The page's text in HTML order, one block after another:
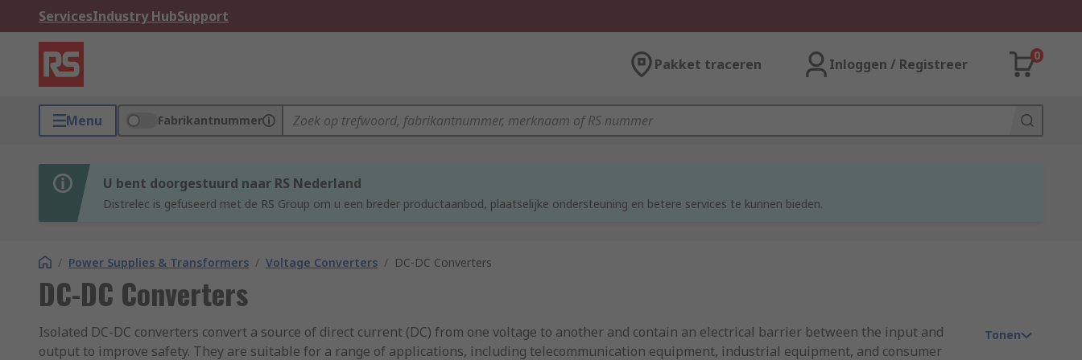
ServicesIndustry HubSupport
Pakket traceren Inloggen / Registreer
0
Menu Fabrikantnummer
U bent doorgestuurd naar RS Nederland
Distrelec is gefuseerd met de RS Group om u een breder productaanbod, plaatselijke ondersteuning en betere services te kunnen bieden.
/ Power Supplies & Transformers / Voltage Converters / DC-DC Converters
DC-DC Converters
Isolated DC-DC converters convert a source of direct current (DC) from one voltage to another and contain an electrical barrier between the input and
output to improve safety. They are suitable for a range of applications, including telecommunication equipment, industrial equipment, and consumer
Tonen